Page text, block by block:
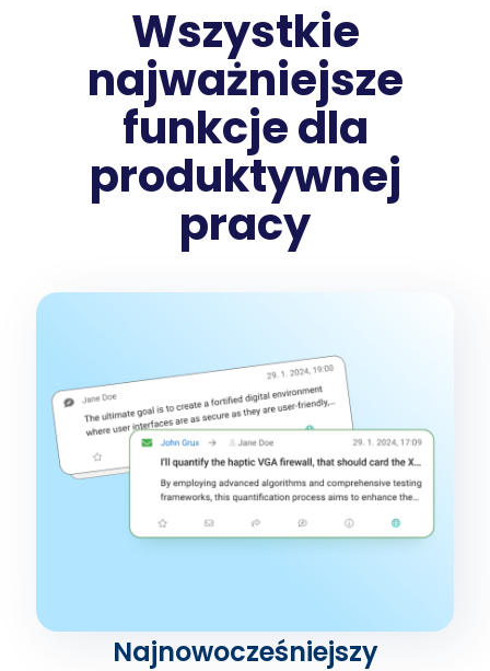
Wszystkie
najważniejsze
funkcje dla
produktywnej
pracy
Najnowocześniejszy